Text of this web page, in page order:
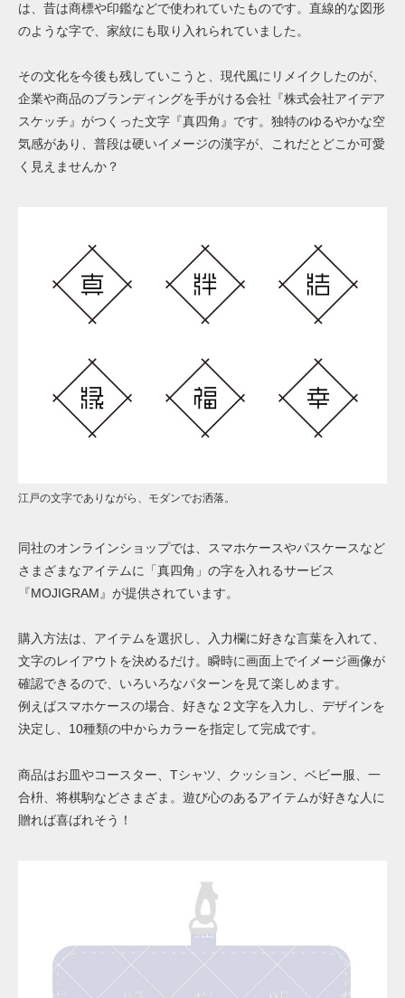
は、昔は商標や印鑑などで使われていたものです。直線的な図形
のような字で、家紋にも取り入れられていました。
その文化を今後も残していこうと、現代風にリメイクしたのが、
企業や商品のブランディングを手がける会社『株式会社アイデア
スケッチ』がつくった文字『真四角』です。 独特のゆるやかな空
気感があり、普段は硬いイメージの漢字が、これだとどこか可愛
く見えませんか？
江戸の文字でありながら、モダンでお洒落。
同社のオンラインショップでは、 スマホケースやパスケースなど
さまざまなアイテムに「真四角」の字を入れるサービス
『MOJIGRAM』が提供されています。
購入方法は、アイテムを選択し、入力欄に好きな言葉を入れて、
文字のレイアウトを決めるだけ。瞬時に画面上でイメージ画像が
確認できるので、いろいろなパターンを見て楽しめます。
例えばスマホケースの場合、好きな２文字を入力し、デザインを
決定し、10種類の中からカラーを指定して完成です。
商品はお皿やコースター、Tシャツ、クッション、ベビー服、 一
合枡、将棋駒などさまざま。遊び心のあるアイテムが好きな人に
贈れば喜ばれそう！